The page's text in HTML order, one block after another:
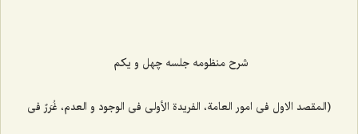
شرح منظومه جلسه چهل و یکم
(المقصد الاول فی امور العامة، الفریدة الأولی فی الوجود و العدم، غُرَرٌ فی